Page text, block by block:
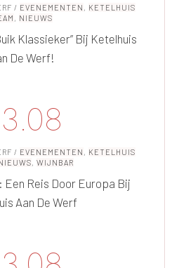
/ EVENEMENTEN , KETELHUIS
, NIEUWS
Klassieker” Bij Ketelhuis
De Werf!
/ EVENEMENTEN , KETELHUIS
, WIJNBAR
Reis Door Europa Bij
Aan De Werf